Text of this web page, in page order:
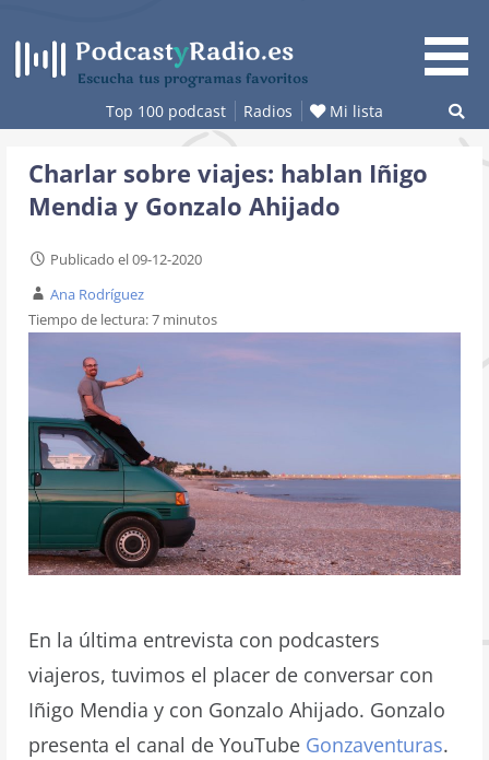
contenido
Escucha tus programas favoritos
Top 100 podcast Radios Mi lista
Charlar sobre viajes: hablan Iñigo
Mendia y Gonzalo Ahijado
Publicado el 09-12-2020
Ana Rodríguez
Tiempo de lectura:7 minutos
En la última entrevista con podcasters
viajeros, tuvimos el placer de conversar con
Iñigo Mendia y con Gonzalo Ahijado. Gonzalo
presenta el canal de YouTube Gonzaventuras.